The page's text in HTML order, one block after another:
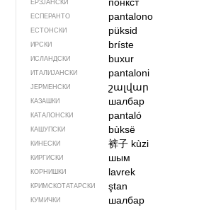
ЕРЗЈАНСКИ
ЕСПЕРАНТО pantalono
ЕСТОНСКИ püksid
ИРСКИ bríste
ИСЛАНДСКИ buxur
ИТАЛИЈАНСКИ pantaloni
ЈЕРМЕНСКИ շալվար
КАЗАШКИ шалбар
КАТАЛОНСКИ pantaló
КАШУПСКИ bùksë
КИНЕСКИ 裤子 kùzi
КИРГИСКИ шым
КОРНИШКИ lavrek
КРИМСКОТАТАРСКИ ştan
КУМИЧКИ шалбар